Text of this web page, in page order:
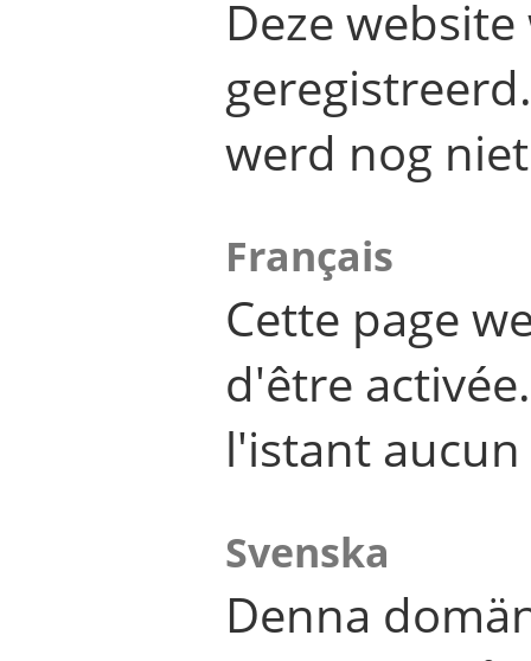
Deze
werd nog
Français
Cette page
d'être
l'istant
Svenska
Denna